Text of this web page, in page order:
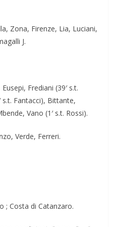
Zona, Firenze, Lia, Luciani,
J.
Frediani (39′ s.t.
s.t. Fantacci), Bittante,
Vano (1′ s.t. Rossi).
Verde, Ferreri.
; Costa di Catanzaro.